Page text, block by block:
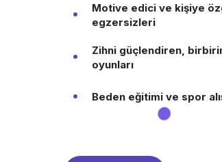
Motive edici ve kişiye
egzersizleri
Zihni güçlendiren,
oyunları
Beden eğitimi ve spor